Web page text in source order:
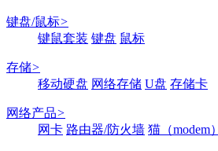
键盘/鼠标>
键鼠套装 键盘 鼠标
存储>
移动硬盘 网络存储 U盘 存储卡
网络产品>
网卡 路由器/防火墙 猫（modem）